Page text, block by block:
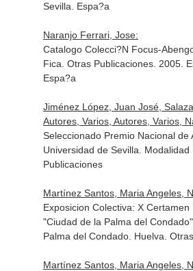
Sevilla. Espa?a
Naranjo Ferrari, Jose:
Catalogo Colecci?N Focus-
Fica. Otras Publicaciones. 2005.
Espa?a
Jiménez López, Juan José,
Autores, Varios, Autores, Varios,
Seleccionado Premio Nacional de
Universidad de Sevilla.
Publicaciones
Martínez Santos, Maria Angeles,
Exposicion Colectiva: X
"Ciudad de la Palma del
Palma del Condado. Huelva.
Martínez Santos, Maria Angeles,